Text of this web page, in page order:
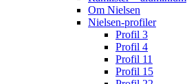
Om Nielsen
Nielsen-profiler
Profil 3
Profil 4
Profil 11
Profil 15